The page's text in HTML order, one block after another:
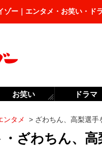
ゾー｜エンタメ・お笑い・ド
ンタメ > ざわちん、高梨選手
ざわちん、
お笑い ドラマ